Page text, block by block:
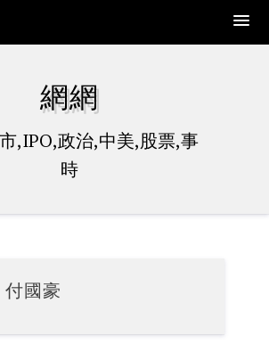
網網
,IPO,政治,中美,股票,事
時
付國豪